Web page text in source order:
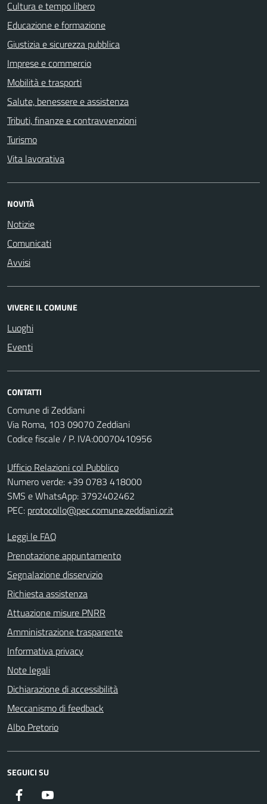
Cultura e tempo libero
Educazione e formazione
Giustizia e sicurezza pubblica
Imprese e commercio
Mobilità e trasporti
Salute, benessere e assistenza
Tributi, finanze e contravvenzioni
Turismo
Vita lavorativa
NOVITÀ
Notizie
Comunicati
Avvisi
VIVERE IL COMUNE
Luoghi
Eventi
CONTATTI
Comune di Zeddiani
Via Roma, 103 09070 Zeddiani
Codice fiscale / P. IVA:00070410956
Ufficio Relazioni col Pubblico
Numero verde: +39 0783 418000
SMS e WhatsApp: 3792402462
PEC: protocollo@pec.comune.zeddiani.or.it
Leggi le FAQ
Prenotazione appuntamento
Segnalazione disservizio
Richiesta assistenza
Attuazione misure PNRR
Amministrazione trasparente
Informativa privacy
Note legali
Dichiarazione di accessibilità
Meccanismo di feedback
Albo Pretorio
SEGUICI SU
Facebook